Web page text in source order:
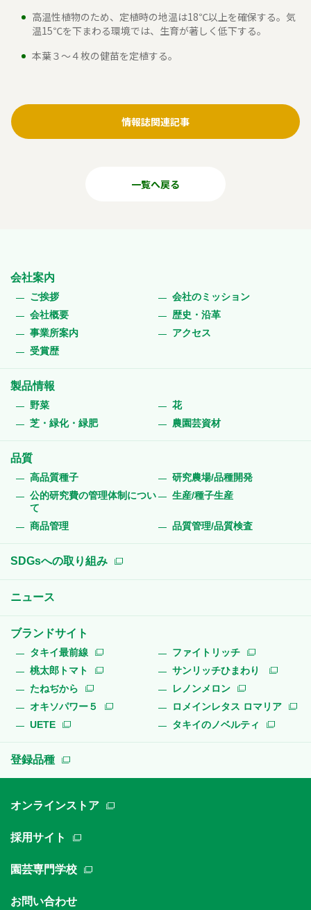
高温性植物のため、定植時の地温は18℃以上を確保する。気
温15℃を下まわる環境では、生育が著しく低下する。
本葉３～４枚の健苗を定植する。
情報誌関連記事
一覧へ戻る
会社案内
ご挨拶
会社のミッション
会社概要
歴史・沿革
事業所案内
アクセス
受賞歴
製品情報
野菜
花
芝・緑化・緑肥
農園芸資材
品質
高品質種子
研究農場/品種開発
公的研究費の管理体制につい
て
生産/種子生産
商品管理 品質管理/品質検査
SDGsへの取り組み
ニュース
ブランドサイト
タキイ最前線
ファイトリッチ
桃太郎トマト
サンリッチひまわり
たねぢから
レノンメロン
オキソパワー５
ロメインレタス ロマリア
UETE
タキイのノベルティ
登録品種
オンラインストア
採用サイト
園芸専門学校
お問い合わせ